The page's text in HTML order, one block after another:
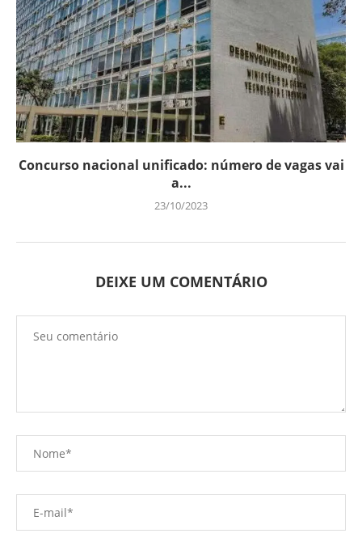
Concurso nacional unificado: número de vagas vai
a...
23/10/2023
DEIXE UM COMENTÁRIO